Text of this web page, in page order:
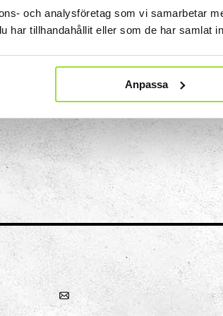
och analysföretag som vi samarbetar
har tillhandahållit eller som de har samlat
Anpassa
Konst
Ljusinstallationen
saker och är och fungerar. Empiri
undersökningar av